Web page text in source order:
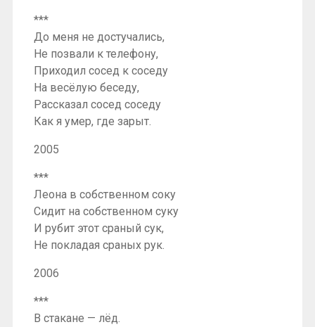
***
До меня не достучались,
Не позвали к телефону,
Приходил сосед к соседу
На весёлую беседу,
Рассказал сосед соседу
Как я умер, где зарыт.
2005
***
Леона в собственном соку
Сидит на собственном суку
И рубит этот сраный сук,
Не покладая сраных рук.
2006
***
В стакане — лёд.